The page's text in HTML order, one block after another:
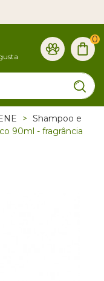
0
> Shampoo e
90ml - fragrância